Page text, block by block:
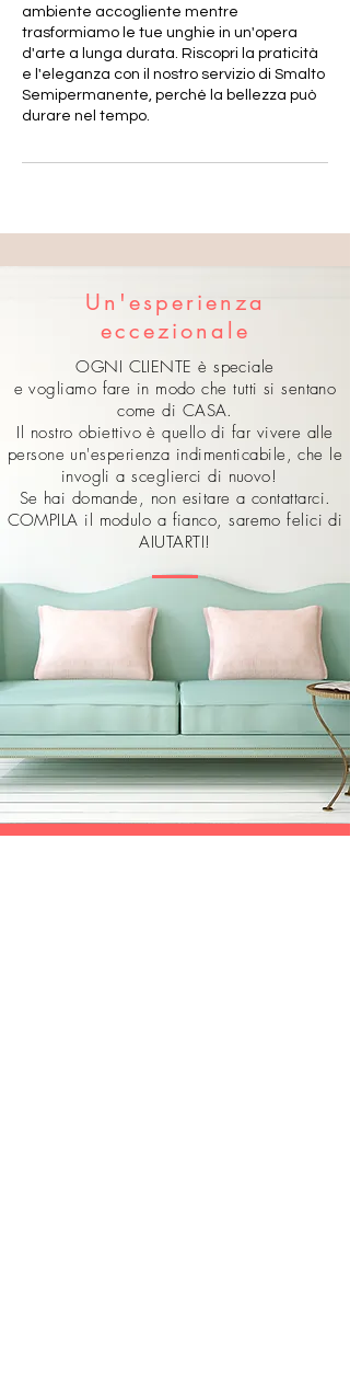
ambiente accogliente mentre
trasformiamo le tue unghie in un'opera
d'arte a lunga durata. Riscopri la praticità
e l'eleganza con il nostro servizio di Smalto
Semipermanente, perché la bellezza può
durare nel tempo.
Un'esperienza
eccezionale
OGNI CLIENTE è speciale
e vogliamo fare in modo che tutti si sentano
come di CASA.
Il nostro obiettivo è quello di far vivere alle
persone un'esperienza indimenticabile, che le
invogli a sceglierci di nuovo!
Se hai domande, non esitare a contattarci.
COMPILA il modulo a fianco, saremo felici di
AIUTARTI!